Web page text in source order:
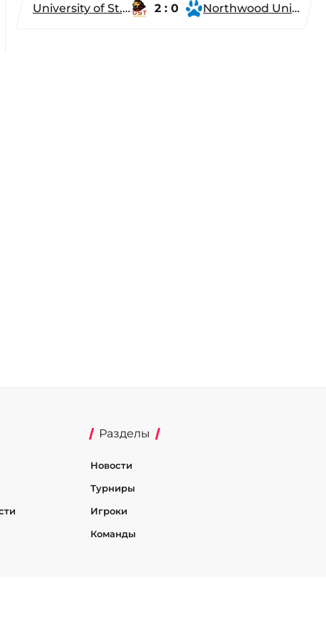
University of St. Thomas 2 : 0 Northwood University
Разделы
Новости
Турниры
Игроки
Команды